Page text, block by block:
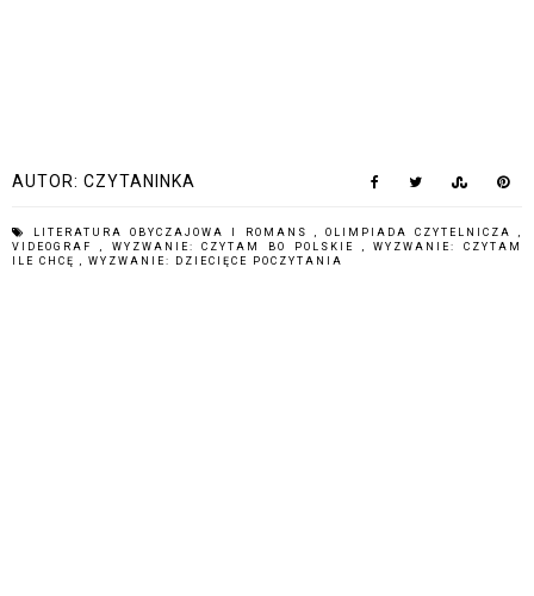
AUTOR: CZYTANINKA
LITERATURA OBYCZAJOWA I ROMANS OLIMPIADA CZYTELNICZA
VIDEOGRAF
WYZWANIE: CZYTAM BO POLSKIE ,WYZWANIE: CZYTAM
ILE CHCĘ
WYZWANIE: DZIECIĘCE POCZYTANIA